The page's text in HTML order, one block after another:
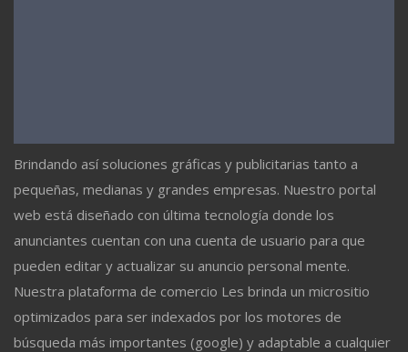
Brindando así soluciones gráficas y publicitarias tanto a
pequeñas, medianas y grandes empresas. Nuestro portal
web está diseñado con última tecnología donde los
anunciantes cuentan con una cuenta de usuario para que
pueden editar y actualizar su anuncio personal mente.
Nuestra plataforma de comercio Les brinda un micrositio
optimizados para ser indexados por los motores de
búsqueda más importantes (google) y adaptable a cualquier